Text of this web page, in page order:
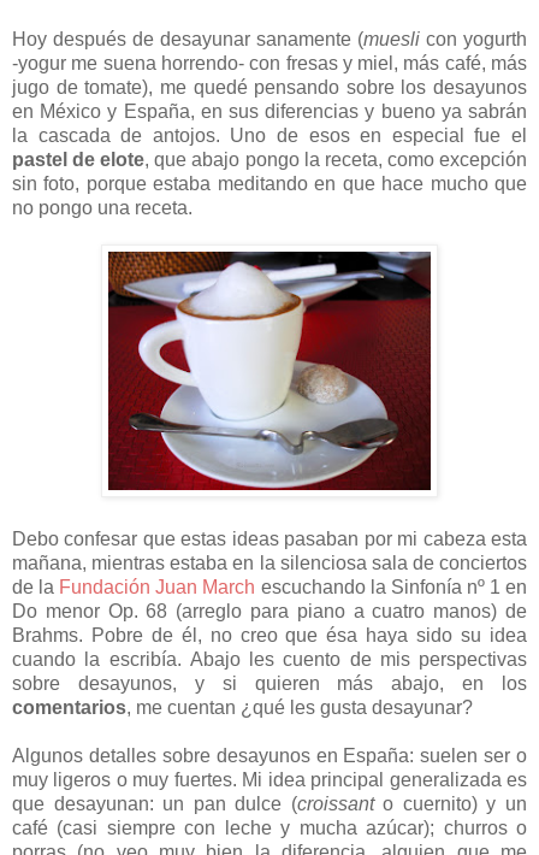
Hoy después de desayunar sanamente (muesli con yogurth
-yogur me suena horrendo- con fresas y miel, más café, más
jugo de tomate), me quedé pensando sobre los desayunos
en México y España, en sus diferencias y bueno ya sabrán
la cascada de antojos. Uno de esos en especial fue el
pastel de elote, que abajo pongo la receta, como excepción
sin foto, porqueestaba meditando en que hace mucho que
no pongo una receta.
Debo confesar que estas ideas pasaban por mi cabeza esta
mañana, mientras estaba en la silenciosa sala de conciertos
de la Fundación Juan March escuchando la Sinfonía nº 1 en
Do menor Op. 68 (arreglo para piano a cuatro manos) de
Brahms. Pobre de él, no creo que ésa haya sido su idea
cuando la escribía. Abajo les cuento de mis perspectivas
sobre desayunos, y si quieren más abajo, en los
comentarios, me cuentan ¿qué les gusta desayunar?
Algunos detalles sobre desayunos en España: suelen ser o
muy ligeros o muy fuertes. Mi idea principal generalizada es
que desayunan: un pan dulce (croissanto cuernito) y un
café (casi siempre con leche y mucha azúcar); churros o